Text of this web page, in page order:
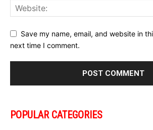
Save my name, email, and website in
next time I comment.
POPULAR CATEGORIES